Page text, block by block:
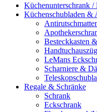
Küchenunterschrank
Küchenschubladen &
Besteckkasten
LeMans
Scharniere &
Regale & Schränke
Schrank
Eckschrank